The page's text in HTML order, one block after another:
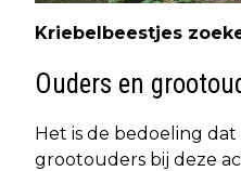
Kriebelbeestjes
Ouders en
Het is de bedoeling
grootouders bij deze